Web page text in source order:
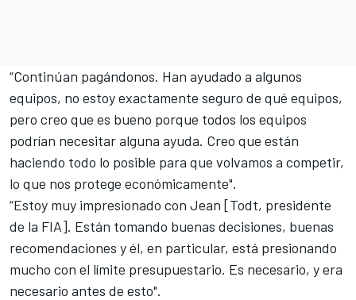
“Continúan pagándonos. Han ayudado a algunos
equipos, no estoy exactamente seguro de qué equipos,
pero creo que es bueno porque todos los equipos
podrían necesitar alguna ayuda. Creo que están
haciendo todo lo posible para que volvamos a competir,
lo que nos protege económicamente".
“Estoy muy impresionado con Jean [Todt, presidente
de la FIA]. Están tomando buenas decisiones, buenas
recomendaciones y él, en particular, está presionando
mucho con el límite presupuestario. Es necesario, y era
necesario antes de esto".